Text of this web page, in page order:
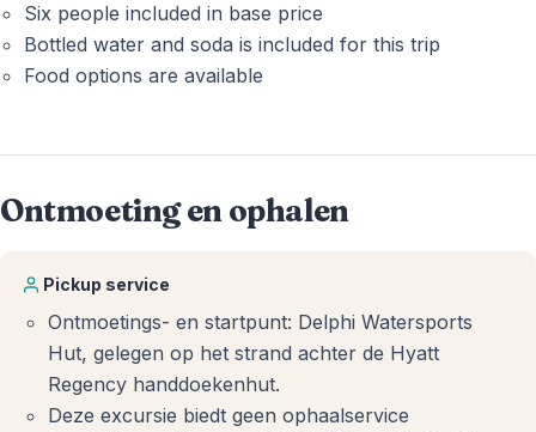
Six people included in base price
Bottled water and soda is included for this trip
Food options are available
Ontmoeting en ophalen
Pickup service
Ontmoetings- en startpunt: Delphi Watersports
Hut, gelegen op het strand achter de Hyatt
Regency handdoekenhut.
Deze excursie biedt geen ophaalservice